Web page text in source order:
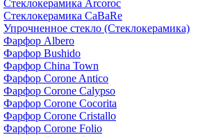
Стеклокерамика Arcoroc
Стеклокерамика CaBaRe
Упрочненное стекло (Стеклокерамика)
Фарфор Albero
Фарфор Bushido
Фарфор China Town
Фарфор Corone Antico
Фарфор Corone Calypso
Фарфор Corone Cocorita
Фарфор Corone Cristallo
Фарфор Corone Folio